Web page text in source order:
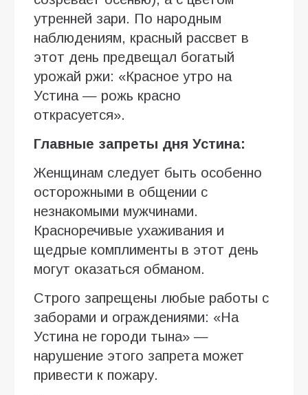
утренней зари. По народным
наблюдениям, красный рассвет в
этот день предвещал богатый
урожай ржи: «Красное утро на
Устина — рожь красно
открасуется».
Главные запреты дня Устина:
Женщинам следует быть особенно
осторожными в общении с
незнакомыми мужчинами.
Красноречивые ухаживания и
щедрые комплименты в этот день
могут оказаться обманом.
Строго запрещены любые работы с
заборами и ограждениями: «На
Устина не городи тына» —
нарушение этого запрета может
привести к пожару.